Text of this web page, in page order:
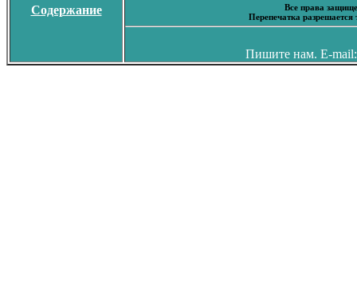
Содержание
Все права
Перепечатка
Пишите нам. E-